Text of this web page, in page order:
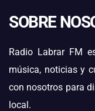
SOBRE
Radio Labrar FM
música, noticias y
con nosotros para
local.